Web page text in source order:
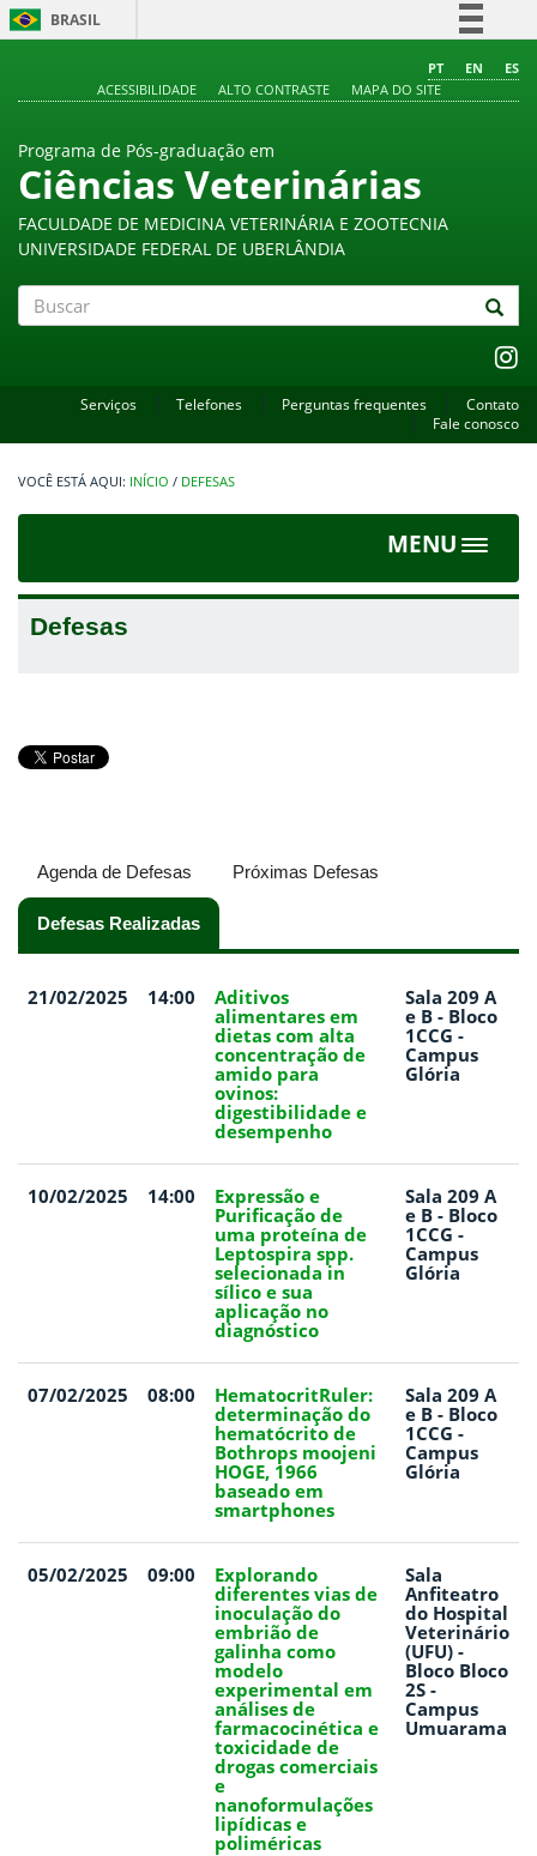
BRASIL
Comunica BR
Acesso à informação
Legislação
PT EN
ES
ACESSIBILIDADE
ALTO CONTRASTE MAPA DO SITE
Programa de Pós-graduação em
Ciências Veterinárias
FACULDADE DE MEDICINA VETERINÁRIA E ZOOTECNIA
UNIVERSIDADE FEDERAL DE UBERLÂNDIA
Serviços Telefones Perguntas frequentes
Contato
Fale conosco
INÍCIO / DEFESAS
MENU
Toggle
Defesas
Agenda de Defesas Próximas Defesas
Defesas Realizadas
21/02/2025 14:00
Aditivos
alimentares em
dietas com alta
concentração de
amido para
ovinos:
digestibilidade e
desempenho
Sala 209 A
e B - Bloco
1CCG -
Campus
Glória
10/02/2025 14:00
Expressão e
Purificação de
uma proteína de
Leptospira spp.
selecionada in
sílico e sua
aplicação no
diagnóstico
Sala 209 A
e B - Bloco
1CCG -
Campus
Glória
07/02/2025 08:00
HematocritRuler:
determinação do
hematócrito de
Bothrops moojeni
HOGE, 1966
baseado em
smartphones
Sala 209 A
e B - Bloco
1CCG -
Campus
Glória
05/02/2025 09:00
Explorando
diferentes vias de
inoculação do
embrião de
galinha como
modelo
experimental em
análises de
farmacocinética e
toxicidade de
drogas comerciais
e
nanoformulações
lipídicas e
poliméricas
Sala
Anfiteatro
do Hospital
Veterinário
(UFU) -
Bloco Bloco
2S -
Campus
Umuarama